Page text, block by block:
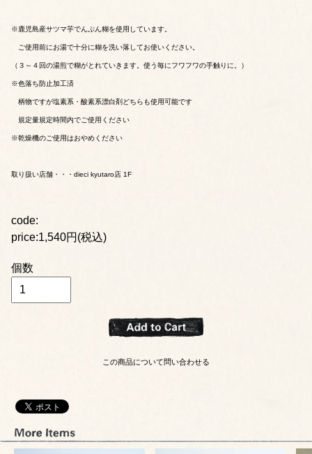
※鹿児島産サツマ芋でんぷん糊を使用しています。
ご使用前にお湯で十分に糊を洗い落してお使いください。
（３～４回の湯煎で糊がとれていきます。使う毎にフワフワの手触りに。）
※色落ち防止加工済
柄物ですが塩素系・酸素系漂白剤どちらも使用可能です
規定量規定時間内でご使用ください
※乾燥機のご使用はおやめください
取り扱い店舗・・・dieci kyutaro店 1F
code:
price:1,540円(税込)
個数
この商品について問い合わせる